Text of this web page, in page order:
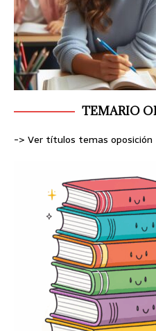
TEMARIO
-> Ver títulos temas oposición